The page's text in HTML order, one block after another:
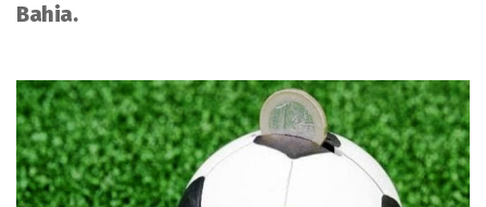
Bahia.